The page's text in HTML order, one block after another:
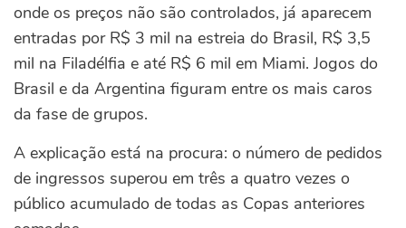
onde os preços não são controlados, já aparecem
entradas por R$ 3 mil na estreia do Brasil, R$ 3,5
mil na Filadélfia e até R$ 6 mil em Miami. Jogos do
Brasil e da Argentina figuram entre os mais caros
da fase de grupos.
A explicação está na procura: o número de pedidos
de ingressos superou em três a quatro vezes o
público acumulado de todas as Copas anteriores